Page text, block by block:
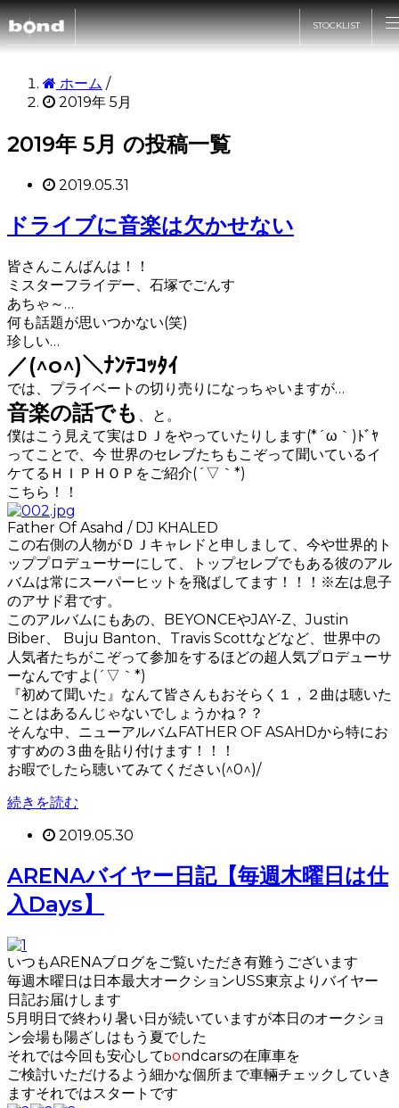
STOCKLIST
CUSTOMIZE
SHOP
ABOUT
RECRUIT
ホーム /
2019年 5月
2019年 5月 の投稿一覧
2019.05.31
ドライブに音楽は欠かせない
皆さんこんばんは！！
ミスターフライデー、石塚でごんす
あちゃ～…
何も話題が思いつかない(笑)
珍しい…
／(^o^)＼ﾅﾝﾃｺｯﾀｲ
では、プライベートの切り売りになっちゃいますが…
音楽の話でも 、と。
僕はこう見えて実はＤＪをやっていたりします(*´ω｀)ﾄﾞﾔ
ってことで、今 世界のセレブたちもこぞって聞いているイ
ケてるＨＩＰＨＯＰをご紹介(´▽｀*)
こちら！！
Father Of Asahd / DJ KHALED
この右側の人物がＤＪキャレドと申しまして、今や世界的ト
ッププロデューサーにして、トップセレブでもある彼のアル
バムは常にスーパーヒットを飛ばしてます！！！※左は息子
のアサド君です。
このアルバムにもあの、BEYONCEやJAY-Z、Justin
Biber、 Buju Banton、Travis Scottなどなど、世界中の
人気者たちがこぞって参加をするほどの超人気プロデューサ
ーなんですよ(´▽｀*)
『初めて聞いた』なんて皆さんもおそらく１，２曲は聴いた
ことはあるんじゃないでしょうかね？？
そんな中、ニューアルバムFATHER OF ASAHDから特にお
すすめの３曲を貼り付けます！！！
お暇でしたら聴いてみてください(^0^)/
続きを読む
2019.05.30
ARENAバイヤー日記【毎週木曜日は仕
入Days】
いつもARENAブログをご覧いただき有難うございます
毎週木曜日は日本最大オークションUSS東京よりバイヤー
日記お届けします
5月明日で終わり暑い日が続いていますが本日のオークショ
ン会場も陽ざしはもう夏でした
それでは今回も安心してbondcarsの在庫車を
ご検討いただけるよう細かな個所まで車輛チェックしていき
ますそれではスタートです